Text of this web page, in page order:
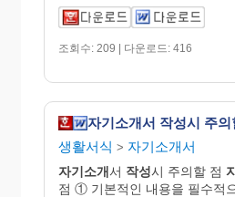
조회수: 209 | 다운로드: 416
자기소개서 작성시 주의
생활서식 > 자기소개서
자기소개서 작성시 주의할 점
점 ① 기본적인 내용을 필수적